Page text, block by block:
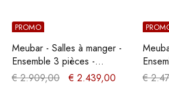
PROMO
Meubar - Salles à manger -
Ensemble 3 pièces -
Chêne/Noir - Deux coloris
€2.909,00 € 2.439,00 €